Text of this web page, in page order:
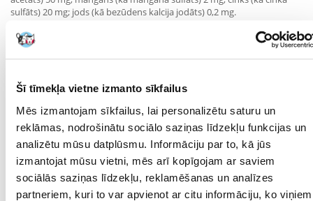
Šī tīmekļa vietne izmanto sīkfailus
Mēs izmantojam sīkfailus, lai personalizētu saturu un
reklāmas, nodrošinātu sociālo saziņas līdzekļu funkcijas un
analizētu mūsu datplūsmu. Informāciju par to, kā jūs
izmantojat mūsu vietni, mēs arī kopīgojam ar saviem
sociālās saziņas līdzekļu, reklamēšanas un analīzes
partneriem, kuri to var apvienot ar citu informāciju, ko viņiem
sulfāts) 20 mg; jods (kā bezūdens kalcija jodāts) 0,2 mg.
Analītiskās sastāvdaļas:
šķiedrvielas 0,4 %; mitruma saturs 78,0 %.
Barošanas ieteikumi:
Ņemiet vērā pārejas periodu un pielāgojiet barības daudzumu
atbilstoši mājdzīvnieka vajadzībām. Nodrošiniet sunim svaigu ūdeni.
Produkts jābaro istabas temperatūrā. Neizmantoto daļu uzglabājiet
ledusskapī līdz 2 dienām.